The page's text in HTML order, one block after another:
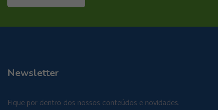
Newsletter
Fique por dentro dos nossos conteúdos e novidades.